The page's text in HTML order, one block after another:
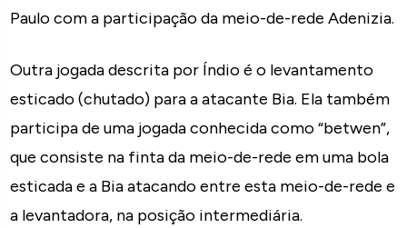
Paulo com a participação da meio-de-rede Adenizia.
Outra jogada descrita por Índio é o levantamento
esticado (chutado) para a atacante Bia. Ela também
participa de uma jogada conhecida como “betwen”,
que consiste na finta da meio-de-rede em uma bola
esticada e a Bia atacando entre esta meio-de-rede e
a levantadora, na posição intermediária.